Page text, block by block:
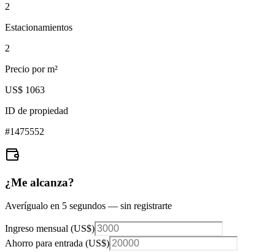
2
Estacionamientos
2
Precio por m²
US$ 1063
ID de propiedad
#1475552
¿Me alcanza?
Averígualo en 5 segundos — sin registrarte
Ingreso mensual (US$)
Ahorro para entrada (US$)